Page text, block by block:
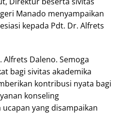
Manado menyampaikan
kepada Pdt. Dr. Alfrets
Alfrets Daleno. Semoga
bagi sivitas akademika
kontribusi nyata bagi
konseling
yang disampaikan